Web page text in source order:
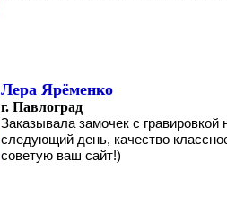
Лера Ярёменко
г. Павлоград
Заказывала замочек с гравировкой
следующий день, качество
советую ваш сайт!)